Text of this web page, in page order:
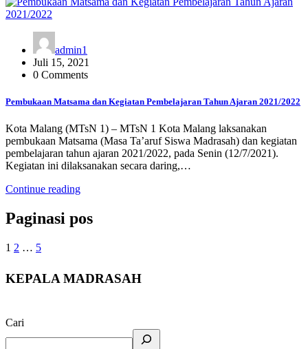
admin1
Juli 15, 2021
0 Comments
Pembukaan Matsama dan Kegiatan Pembelajaran Tahun Ajaran 2021/2022
Kota Malang (MTsN 1) – MTsN 1 Kota Malang laksanakan
pembukaan Matsama (Masa Ta’aruf Siswa Madrasah) dan kegiatan
pembelajaran tahun ajaran 2021/2022, pada Senin (12/7/2021).
Kegiatan ini dilaksanakan secara daring,…
Continue reading
Paginasi pos
1 2 … 5
KEPALA MADRASAH
Cari